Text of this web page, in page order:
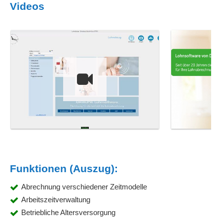
Videos
Funktionen (Auszug):
Abrechnung verschiedener Zeitmodelle
Arbeitszeitverwaltung
Betriebliche Altersversorgung